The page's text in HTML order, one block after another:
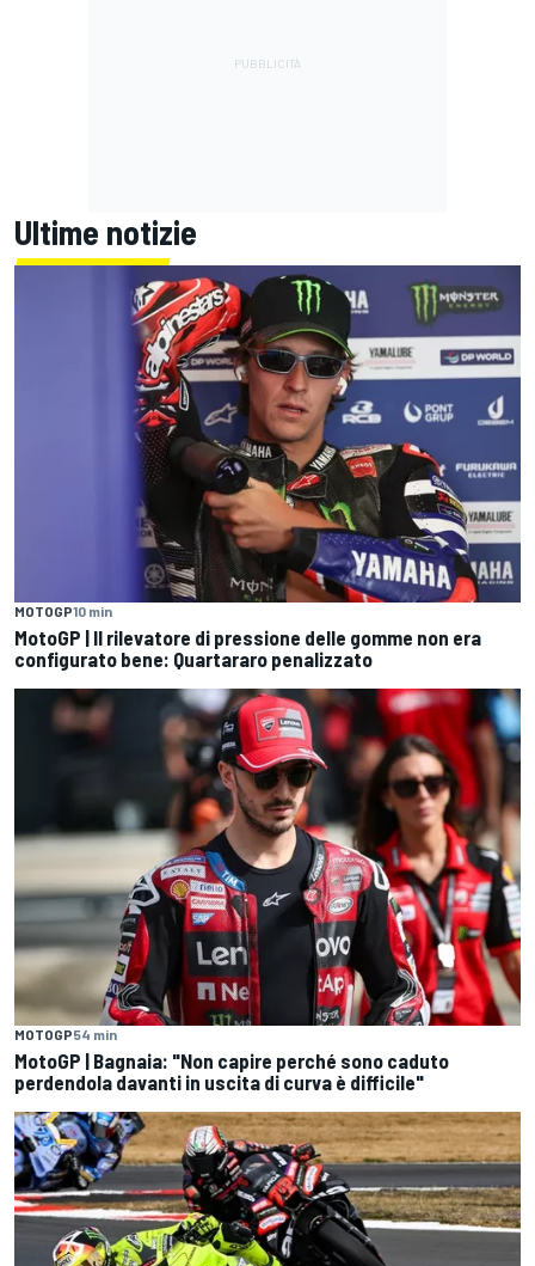
Ultime notizie
MOTOGP10 min
MotoGP | Il rilevatore di pressione delle gomme non era
configurato bene: Quartararo penalizzato
MOTOGP54 min
MotoGP | Bagnaia: "Non capire perché sono caduto
perdendola davanti in uscita di curva è difficile"